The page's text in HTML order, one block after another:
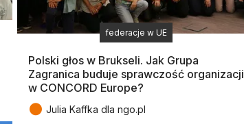
federacje w UE
Polski głos w Brukseli. Jak Grupa
Zagranica buduje sprawczość organizacji
w CONCORD Europe?
● Julia Kaffka dla ngo.pl